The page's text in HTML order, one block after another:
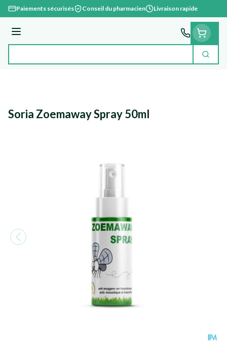
Aller au contenu
Paiements sécurisés Conseil du pharmacien Livraison rapide
Menu
Soria Zoemaway Spray 50ml